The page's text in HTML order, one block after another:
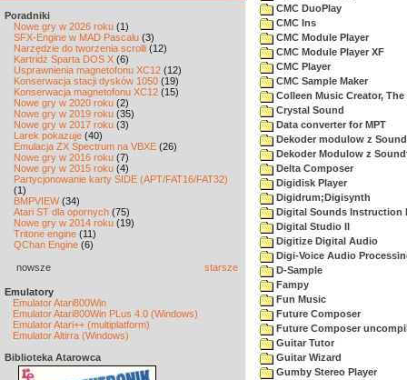
Poradniki
Nowe gry w 2026 roku (1)
SFX-Engine w MAD Pascalu (3)
Narzędzie do tworzenia scrolli (12)
Kartridż Sparta DOS X (6)
Usprawnienia magnetofonu XC12 (12)
Konserwacja stacji dysków 1050 (19)
Konserwacja magnetofonu XC12 (15)
Nowe gry w 2020 roku (2)
Nowe gry w 2019 roku (35)
Nowe gry w 2017 roku (3)
Larek pokazuje (40)
Emulacja ZX Spectrum na VBXE (26)
Nowe gry w 2016 roku (7)
Nowe gry w 2015 roku (4)
Partycjonowanie karty SIDE (APT/FAT16/FAT32)
(1)
BMPVIEW(34)
Atari ST dla opornych (75)
Nowe gry w 2014 roku (19)
Tritone engine (11)
QChan Engine (6)
nowsze starsze
Emulatory
Emulator Atari800Win
Emulator Atari800Win PLus 4.0 (Windows)
Emulator Atari++ (multiplatform)
Emulator Altirra (Windows)
Biblioteka Atarowca
CMC DuoPlay
CMC Ins
CMC Module Player
CMC Module Player XF
CMC Player
CMC Sample Maker
Colleen Music Creator, The
Crystal Sound
Data converter for MPT
Dekoder modulow z
Dekoder Modulow z
Delta Composer
Digidisk Player
Digidrum;Digisynth
Digital Sounds Instruction
Digital Studio II
Digitize Digital Audio
Digi-Voice Audio
D-Sample
Fampy
Fun Music
Future Composer
Future Composer
Guitar Tutor
Guitar Wizard
Gumby Stereo Player